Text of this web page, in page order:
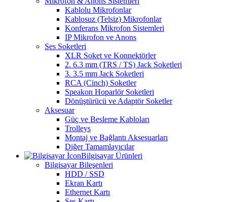
Kablolu Mikrofonlar
Kablosuz (Telsiz) Mikrofonlar
Konferans Mikrofon Sistemleri
IP Mikrofon ve Anons
Ses Soketleri
XLR Soket ve Konnektörler
2. 6.3 mm (TRS / TS) Jack Soketleri
3. 3.5 mm Jack Soketleri
RCA (Cinch) Soketler
Speakon Hoparlör Soketleri
Dönüştürücü ve Adaptör Soketler
Aksesuar
Güç ve Besleme Kabloları
Trolleys
Montaj ve Bağlantı Aksesuarları
Diğer Tamamlayıcılar
Bilgisayar Ürünleri
Bilgisayar Bileşenleri
HDD / SSD
Ekran Kartı
Ethernet Kartı